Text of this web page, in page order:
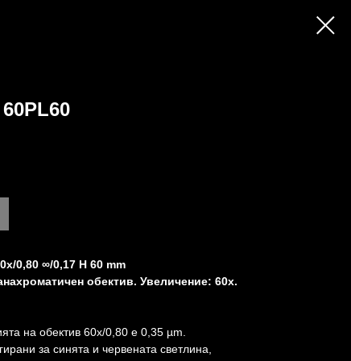
0,80 ∞/0,17 H 60 mm
обектив. Увеличение: 60x.
на обектив 60х/0,80 е 0,35 µm.
за синята и червената светлина,